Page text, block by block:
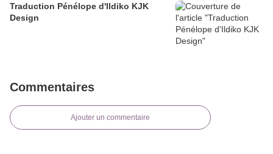
Traduction Pénélope d'Ildiko KJK
Design
Commentaires
Ajouter un commentaire